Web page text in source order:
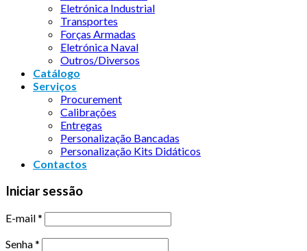
Eletrónica Industrial
Transportes
Forças Armadas
Eletrónica Naval
Outros/Diversos
Catálogo
Serviços
Procurement
Calibrações
Entregas
Personalização Bancadas
Personalização Kits Didáticos
Contactos
Iniciar sessão
E-mail*
Senha*